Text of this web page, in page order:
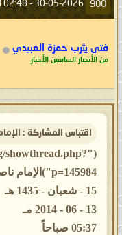
900
30-05-2026 -
02:48 PM
فتى يثرب حمزة العبيدي
من الأنصار السابقين الأخيار
اقتباس المشاركة :
showthread.php?
p=145984")الإمام ناصر محمد اليماني
15 - شعبان - 1435 هـ
13 - 06 - 2014 مـ
05:37 صباحاً